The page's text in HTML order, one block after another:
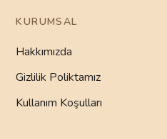
KURUMSAL
Hakkımızda
Gizlilik Poliktamız
Kullanım Koşulları